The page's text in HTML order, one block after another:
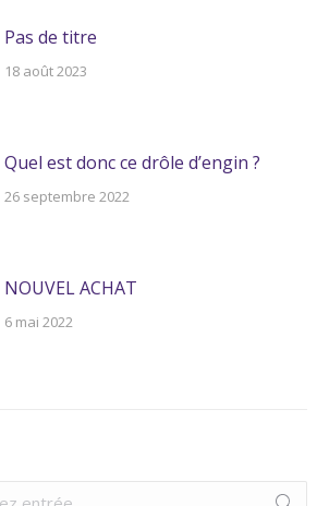
Pas de titre
18 août 2023
Quel est donc ce drôle d’engin ?
26 septembre 2022
NOUVEL ACHAT
6 mai 2022